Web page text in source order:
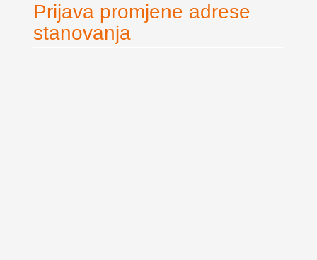
Prijava promjene adrese
stanovanja